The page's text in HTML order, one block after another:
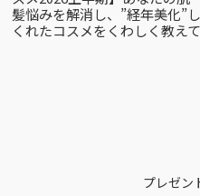
髪悩みを解消し、”経年美化”
くれたコスメをくわしく教えて
プレゼン